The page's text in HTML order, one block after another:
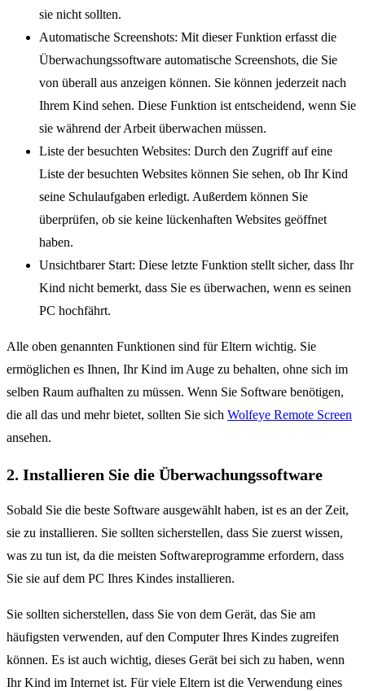
sie nicht sollten.
Automatische Screenshots: Mit dieser Funktion erfasst die
Überwachungssoftware automatische Screenshots, die Sie
von überall aus anzeigen können. Sie können jederzeit nach
Ihrem Kind sehen. Diese Funktion ist entscheidend, wenn Sie
sie während der Arbeit überwachen müssen.
Liste der besuchten Websites: Durch den Zugriff auf eine
Liste der besuchten Websites können Sie sehen, ob Ihr Kind
seine Schulaufgaben erledigt. Außerdem können Sie
überprüfen, ob sie keine lückenhaften Websites geöffnet
haben.
Unsichtbarer Start: Diese letzte Funktion stellt sicher, dass Ihr
Kind nicht bemerkt, dass Sie es überwachen, wenn es seinen
PC hochfährt.
Alle oben genannten Funktionen sind für Eltern wichtig. Sie
ermöglichen es Ihnen, Ihr Kind im Auge zu behalten, ohne sich im
selben Raum aufhalten zu müssen. Wenn Sie Software benötigen,
die all das und mehr bietet, sollten Sie sich Wolfeye Remote Screen
ansehen.
2. Installieren Sie die Überwachungssoftware
Sobald Sie die beste Software ausgewählt haben, ist es an der Zeit,
sie zu installieren. Sie sollten sicherstellen, dass Sie zuerst wissen,
was zu tun ist, da die meisten Softwareprogramme erfordern, dass
Sie sie auf dem PC Ihres Kindes installieren.
Sie sollten sicherstellen, dass Sie von dem Gerät, das Sie am
häufigsten verwenden, auf den Computer Ihres Kindes zugreifen
können. Es ist auch wichtig, dieses Gerät bei sich zu haben, wenn
Ihr Kind im Internet ist. Für viele Eltern ist die Verwendung eines